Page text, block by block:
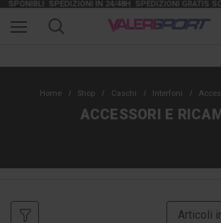
SPEDIZIONI IN 24/48HSPEDIZIONI GRATIS
Home Shop Caschi Interfoni
ACCESSORI E